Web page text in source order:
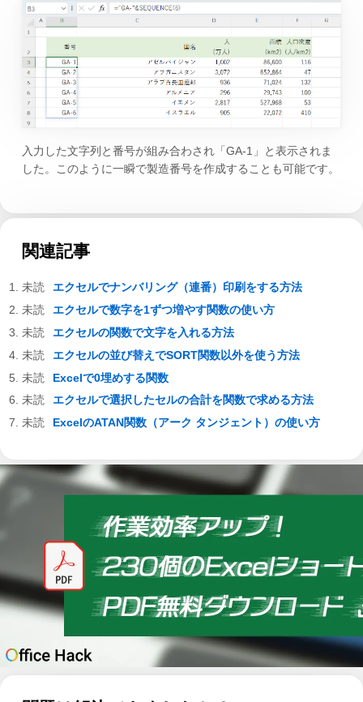
入力した文字列と番号が組み合わされ「GA-1」と表示されま
した。このように一瞬で製造番号を作成することも可能です。
関連記事
エクセルでナンバリング（連番）印刷をする方法
エクセルで数字を1ずつ増やす関数の使い方
エクセルの関数で文字を入れる方法
エクセルの並び替えでSORT関数以外を使う方法
Excelで0埋めする関数
エクセルで選択したセルの合計を関数で求める方法
ExcelのATAN関数（アーク タンジェント）の使い方